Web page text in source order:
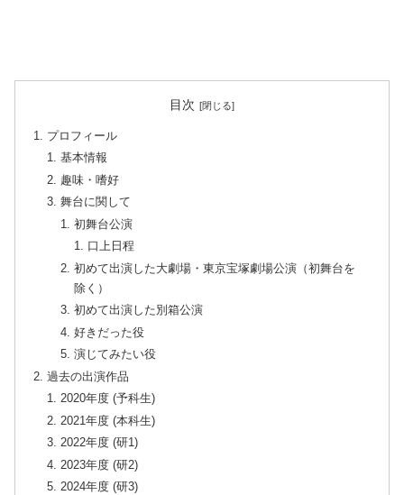
目次
プロフィール
基本情報
趣味・嗜好
舞台に関して
初舞台公演
口上日程
初めて出演した大劇場・東京宝塚劇場公演（初舞台を
除く）
初めて出演した別箱公演
好きだった役
演じてみたい役
過去の出演作品
2020年度 (予科生)
2021年度 (本科生)
2022年度 (研1)
2023年度 (研2)
2024年度 (研3)